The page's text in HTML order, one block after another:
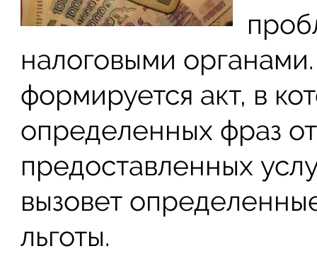
налоговыми
формируется акт, в
определенных фраз
предоставленных
вызовет
льготы.